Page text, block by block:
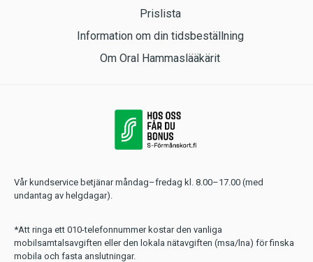
Prislista
Information om din tidsbeställning
Om Oral Hammaslääkärit
Vår kundservice betjänar måndag–fredag kl. 8.00–17.00 (med
undantag av helgdagar).
*Att ringa ett 010-telefonnummer kostar den vanliga
mobilsamtalsavgiften eller den lokala nätavgiften (msa/lna) för finska
mobila och fasta anslutningar.